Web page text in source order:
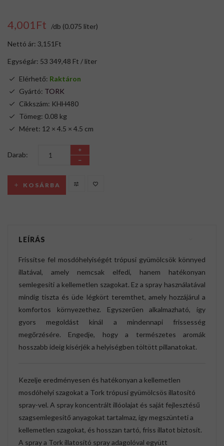
4,001Ft /db (0.075 liter)
Nettó ár: 3,151Ft
Egységár: 53 349,48 Ft / liter
Elérhető: Raktáron
Gyártó: TORK
Cikkszám: KHH480
Tömeg: 0.08 kg
Méret: 12 × 4.5 × 4.5 cm
Darab:
KOSÁRBA
LEÍRÁS
Frissítse fel mosdóhelyiségét trópusi gyümölcsök könnyed
illatával, amely nemcsak elfedi, hanem hatékonyan
semlegesíti a kellemetlen szagokat. Ez a spray használatával
mindig tiszta és üde légkört teremthet, amely hozzájárul a
komfortos környezethez. Egyszerűen alkalmazható, így
gyors megoldást kínál a mindennapi frissesség
megőrzésére. Engedje, hogy a természetes aromák
hosszabb ideig kísérjék a helyiségben töltött pillanatokat.
Kezelje eredményesen és hatékonyan a kellemetlen
mosdóhelyi szagokat a Tork trópusi gyümölcsös illatosító
spray-vel. A spray koncentrált illóolajat és saját fejlesztésű
szagsemlegesítő anyagokat tartalmaz, így megszünteti a
kellemetlen szagokat, és hosszan tartó, friss illatot biztosít.
A spray a Tork illatosító spray adagolóval együtt